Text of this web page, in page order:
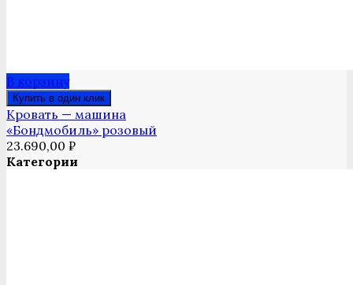
В корзину
Купить в один клик
Кровать — машина
«Бондмобиль» розовый
23.690,00 ₽
Категории